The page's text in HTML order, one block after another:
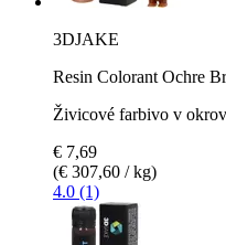
3DJAKE
Resin Colorant Ochre
Živicové farbivo v
€ 7,69
(€ 307,60 / kg)
4.0 (1)